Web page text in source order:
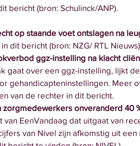
dit bericht (bron: Schulinck/ANP).
op staande voet ontslagen na
dit bericht (bron: NZG/ RTL
ggz-instelling na klacht
gaat over een ggz-instelling, lijkt
voor gehandicapteninstellingen. Meer
van de rechter in dit bericht.
zorgmedewerkers onveranderd 40
van EenVandaag dat uitgaat van
cijfers van Nivel zijn afkomstig uit